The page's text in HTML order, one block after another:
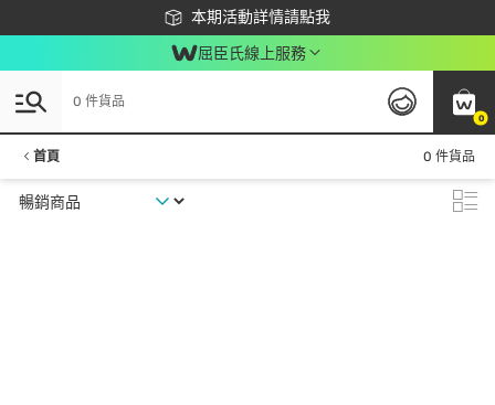
本期活動詳情請點我
下載app最高回饋$350
屈臣氏線上服務
0
0 件貨品
首頁 0 件貨品